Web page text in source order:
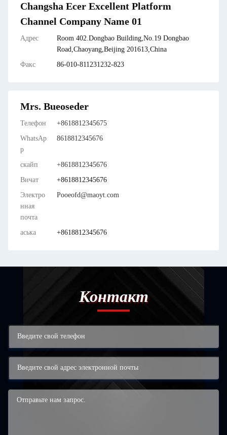
Changsha Ecer Excellent Platform
Channel Company Name 01
Адрес
Room 402.Dongbao Building,No.19 Dongbao
Road,Chaoyang,Beijing 201613,China
Факс
86-010-811231232-823
Mrs. Bueoseder
Телефон
+8618812345675
WhatsAp
p
8618812345676
скайп
+8618812345676
Вичат
+8618812345676
Электро
нная
почта
Pooeofd@maoyt.com
аська +8618812345676
Контакт